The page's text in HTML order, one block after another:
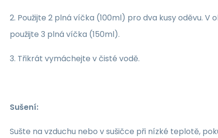
2. Použijte 2 plná víčka (100ml) pro dva kusy oděvu. V
použijte 3 plná víčka (150ml).
3. Třikrát vymáchejte v čisté vodě.
Sušení:
Sušte na vzduchu nebo v sušičce při nízké teplotě,